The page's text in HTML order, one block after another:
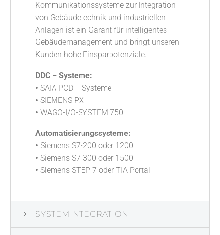
Kommunikationssysteme zur Integration
von Gebäudetechnik und industriellen
Anlagen ist ein Garant für intelligentes
Gebäudemanagement und bringt unseren
Kunden hohe Einsparpotenziale.
DDC – Systeme:
• SAIA PCD – Systeme
• SIEMENS PX
• WAGO-I/O-SYSTEM 750
Automatisierungssysteme:
• Siemens S7-200 oder 1200
• Siemens S7-300 oder 1500
• Siemens STEP 7 oder TIA Portal
SYSTEMINTEGRATION